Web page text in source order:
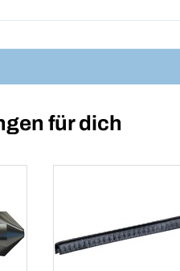
für dich